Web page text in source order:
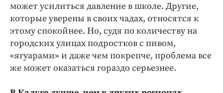
может усилиться давление в школе. Другие,
которые уверены в своих чадах, относятся к
этому спокойнее. Но, судя по количеству на
городских улицах подростков с пивом,
«ягуарами» и даже чем покрепче, проблема все
же может оказаться гораздо серьезнее.